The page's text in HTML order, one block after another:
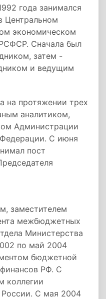
года занимался
Центральном
экономическом
Сначала был
затем -
и ведущим
на протяжении трех
аналитиком,
Администрации
С июня
пост
заместителем
межбюджетных
Министерства
по май 2004
бюджетной
РФ. С
коллегии
С мая 2004